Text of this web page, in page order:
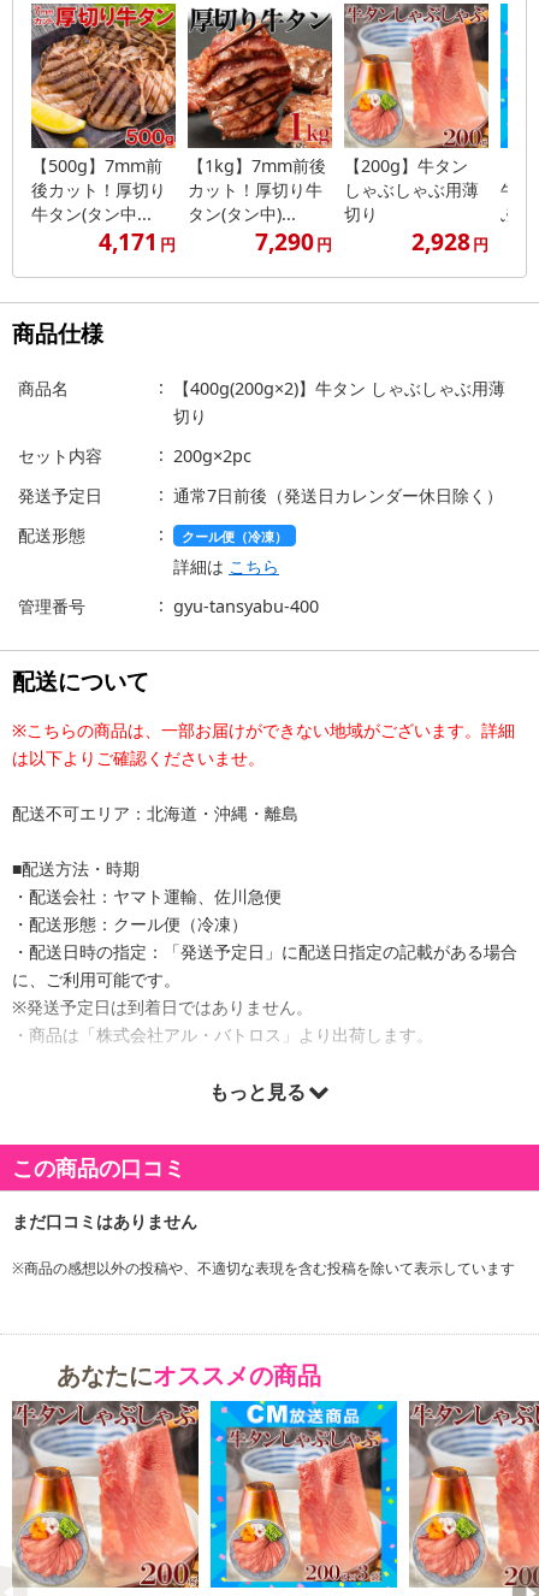
【500g】7mm前
後カット！厚切り
牛タン(タン中...
4,171 円
【1kg】7mm前後
カット！厚切り牛
タン(タン中)...
7,290円
【200g】牛タン
しゃぶしゃぶ用薄
切り
2,928円
牛タ
ぶ用
商品仕様
商品名
【400g(200g×2)】牛タン しゃぶしゃぶ用薄
切り
セット内容
200g×2pc
発送予定日
通常7日前後（発送日カレンダー休日除く）
配送形態
クール便（冷凍）
詳細は こちら
管理番号
gyu-tansyabu-400
配送について
※こちらの商品は、一部お届けができない地域がございます。詳細
は以下よりご確認くださいませ。
配送不可エリア：北海道・沖縄・離島
■配送方法・時期
・配送会社：ヤマト運輸、佐川急便
・配送形態：クール便（冷凍）
・配送日時の指定：「発送予定日」に配送日指定の記載がある場合
に、ご利用可能です。
※発送予定日は到着日ではありません。
・商品は「株式会社アル・バトロス」より出荷します。
牛タンしゃぶしゃぶスライス200g×2pc
しゃぶしゃぶ、焼きしゃぶでお召し上がりください。
普段食べている牛タンとは味わえない新たな旨みと食感を堪能！！
より柔らかく旨みが感じられる切り方で牛タンをしゃぶっしゃぶで
楽しめる絶品です。
もっと見る
この商品の口コミ
※商品の感想以外の投稿や、不適切な表現を含む投稿を除いて表示しています
あなたにオススメの商品